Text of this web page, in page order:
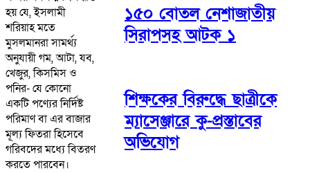
হয় যে, ইসলামী
শরিয়াহ মতে
মুসলমানরা সামর্থ্য
অনুযায়ী গম, আটা, যব,
খেজুর, কিসমিস ও
পনির- যে কোনো
একটি পণ্যের নির্দিষ্ট
পরিমাণ বা এর বাজার
মূল্য ফিতরা হিসেবে
গরিবদের মধ্যে বিতরণ
করতে পারবেন।
১৫০ বোতল নেশাজাতীয়
সিরাপসহ আটক ১
শিক্ষকের বিরুদ্ধে ছাত্রীকে
ম্যাসেঞ্জারে কু-প্রস্তাবের
অভিযোগ